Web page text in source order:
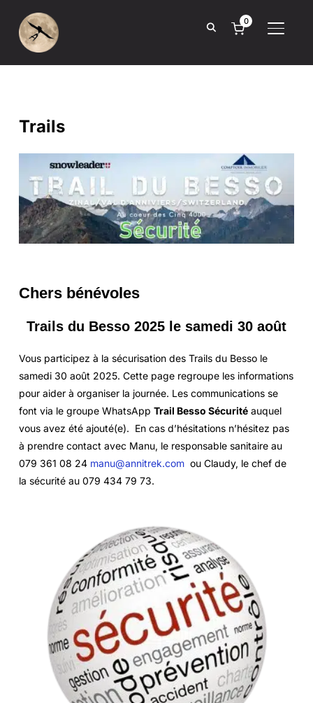
0
Trails
Chers bénévoles
Trails du Besso 2025 le samedi 30 août
Vous participez à la sécurisation des Trails du Besso le
samedi 30 août 2025. Cette page regroupe les informations
pour aider à organiser la journée. Les communications se
font via le groupe WhatsApp Trail Besso Sécuritéauquel
vous avez été ajouté(e). En cas d’hésitations n’hésitez pas
à prendre contact avec Manu, le responsable sanitaire au
079 361 08 24 manu@annitrek.comou Claudy, le chef de
la sécurité au 079 434 79 73.